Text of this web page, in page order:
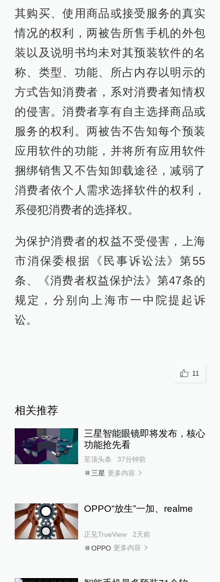
其购买、使用商品或接受服务的真实
情况的权利，两被告所售手机的外包
装以及说明书均未对其预装软件的名
称、类型、功能、所占内存以明示的
方式告知消费者，系对消费者知情权
的侵害。消费者享有自主选择商品或
服务的权利。两被告不告知每个预装
应用软件的功能，并将所有应用软件
捆绑销售又不告知卸载途径，减弱了
消费者依个人需求选择软件的权利，
系侵犯消费者的选择权。
为保护消费者的权益不受侵害，上海
市消保委根据《民事诉讼法》第55
条、《消费者权益保护法》第47条的
规定，分别向上海市一中院提起诉
讼。
11
相关推荐
三星智能眼镜即将发布，核心
功能抢先看
至顶头条
37分钟前
三星 更多内容
OPPO“放生”一加、realme
正见TrueView
2天前
OPPO 更多内容